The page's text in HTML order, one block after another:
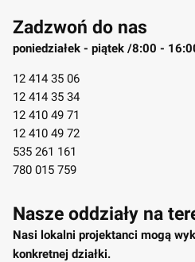
Zadzwoń do nas
poniedziałek - piątek /8:00 -
12 414 35 06
12 414 35 34
12 410 49 71
12 410 49 72
535 261 161
780 015 759
Nasze oddziały na
Nasi lokalni projektanci mogą
konkretnej działki.